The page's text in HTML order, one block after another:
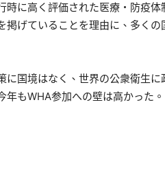
時に高く評価された医療・防疫
掲げていることを理由に、多く
に国境はなく、世界の公衆衛生
もWHA参加への壁は高かった。